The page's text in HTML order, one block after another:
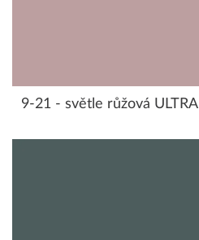
9-21 - světle růžová ULTRA